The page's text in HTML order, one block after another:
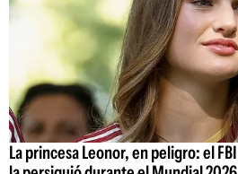
La princesa Leonor, en peligro: el